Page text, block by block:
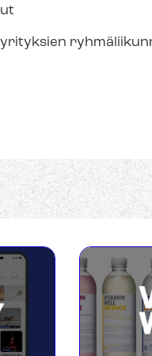
yrityksien